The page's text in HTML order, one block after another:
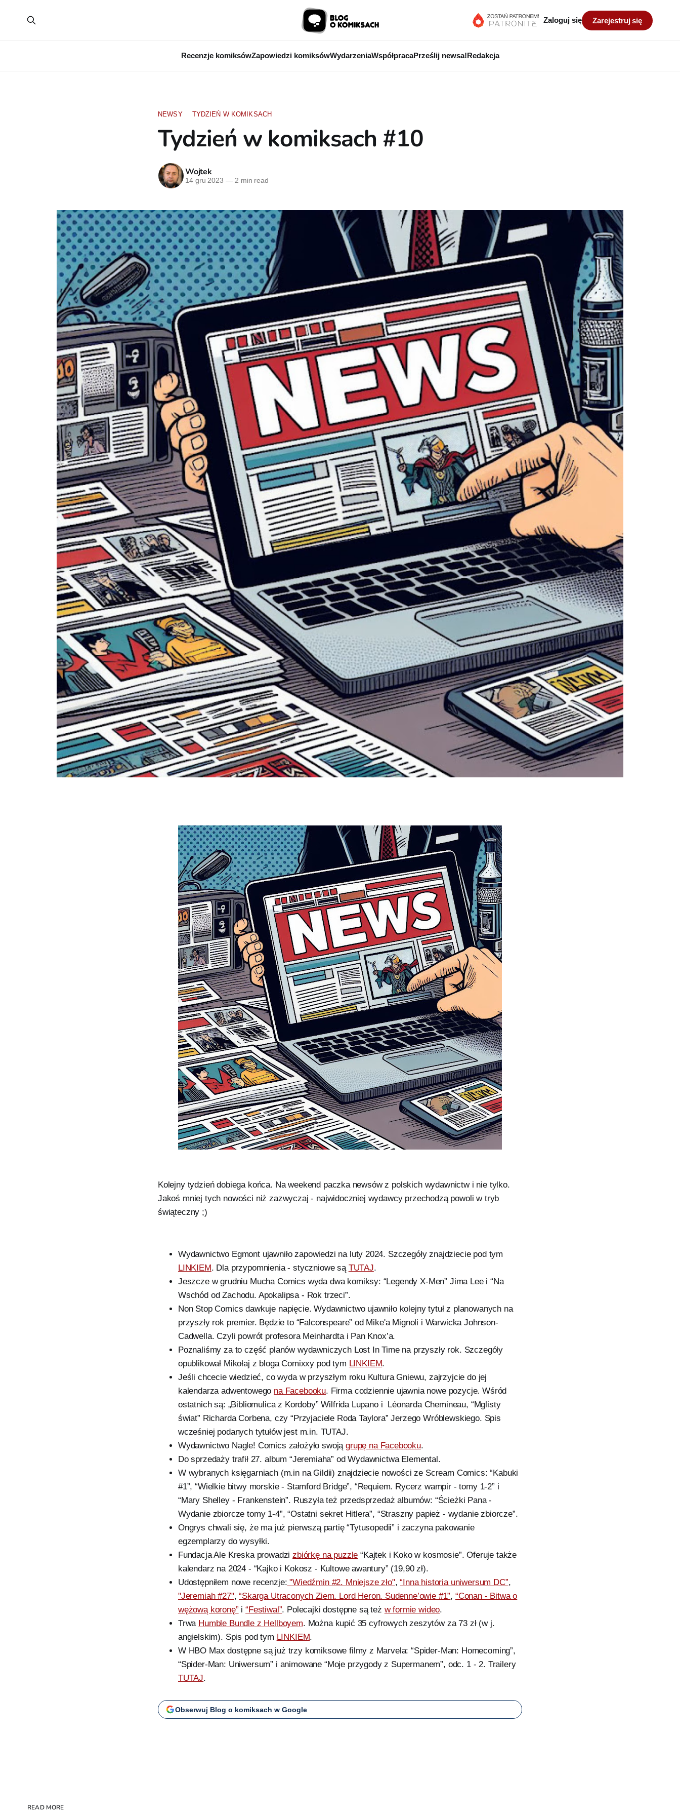
Recenzje komiksówZapowiedzi komiksówWydarzeniaWspółpracaPrześlij newsa!Redakcja
Zaloguj się Zarejestruj się
NEWSY TYDZIEŃ W KOMIKSACH
Tydzień w komiksach #10
Wojtek
14 gru 2023 —2 min read
Kolejny tydzień dobiega końca. Na weekend paczka newsów z polskich wydawnictw i nie tylko.
Jakoś mniej tych nowości niż zazwyczaj - najwidoczniej wydawcy przechodzą powoli w tryb
świąteczny ;)
Wydawnictwo Egmont ujawniło zapowiedzi na luty 2024. Szczegóły znajdziecie pod tym
LINKIEM. Dla przypomnienia - styczniowe są TUTAJ.
Jeszcze w grudniu Mucha Comics wyda dwa komiksy: “Legendy X-Men” Jima Lee i “Na
Wschód od Zachodu. Apokalipsa - Rok trzeci”.
Non Stop Comics dawkuje napięcie. Wydawnictwo ujawniło kolejny tytuł z planowanych na
przyszły rok premier. Będzie to “Falconspeare” od Mike'a Mignoli i Warwicka Johnson-
Cadwella. Czyli powrót profesora Meinhardta i Pan Knox’a.
Poznaliśmy za to część planów wydawniczych Lost In Time na przyszły rok. Szczegóły
opublikował Mikołaj z bloga Comixxy pod tym LINKIEM.
Jeśli chcecie wiedzieć, co wyda w przyszłym roku Kultura Gniewu, zajrzyjcie do jej
kalendarza adwentowego na Facebooku. Firma codziennie ujawnia nowe pozycje. Wśród
ostatnich są: „Bibliomulica z Kordoby” Wilfrida Lupano i Léonarda Chemineau, “Mglisty
świat” Richarda Corbena, czy “Przyjaciele Roda Taylora” Jerzego Wróblewskiego. Spis
wcześniej podanych tytułów jest m.in. TUTAJ.
Wydawnictwo Nagle! Comics założyło swojągrupę na Facebooku.
Do sprzedaży trafił 27. album “Jeremiaha” od Wydawnictwa Elemental.
W wybranych księgarniach (m.in na Gildii) znajdziecie nowości ze Scream Comics: “Kabuki
#1”, “Wielkie bitwy morskie - Stamford Bridge”, “Requiem. Rycerz wampir - tomy 1-2” i
“Mary Shelley - Frankenstein”. Ruszyła też przedsprzedaż albumów: “Ścieżki Pana -
Wydanie zbiorcze tomy 1-4”, “Ostatni sekret Hitlera”, “Straszny papież - wydanie zbiorcze”.
Ongrys chwali się, że ma już pierwszą partię “Tytusopedii” i zaczyna pakowanie
egzemplarzy do wysyłki.
Fundacja Ale Kreska prowadzizbiórkę na puzzle “Kajtek i Koko w kosmosie”. Oferuje także
kalendarz na 2024 - “Kajko i Kokosz - Kultowe awantury” (19,90 zł).
Udostępniłem nowe recenzje: "Wiedźmin #2. Mniejsze zło",“Inna historia uniwersum DC”,
"Jeremiah #27",“Skarga Utraconych Ziem. Lord Heron. Sudenne’owie #1”, “Conan - Bitwa o
wężową koronę” i“Festiwal”. Polecajki dostępne są też w formie wideo.
Trwa Humble Bundle z Hellboyem. Można kupić 35 cyfrowych zeszytów za 73 zł (w j.
angielskim). Spis pod tym LINKIEM.
W HBO Max dostępne są już trzy komiksowe filmy z Marvela: “Spider-Man: Homecoming”,
“Spider-Man: Uniwersum” i animowane “Moje przygody z Supermanem”, odc. 1 - 2. Trailery
TUTAJ.
Obserwuj Blog o komiksach w Google
READ MORE